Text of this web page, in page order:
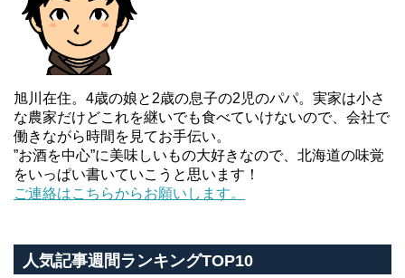
旭川在住。4歳の娘と2歳の息子の2児のパパ。実家は小さ
な農家だけどこれを継いでも食べていけないので、会社で
働きながら時間を見てお手伝い。
”お酒を中心”に美味しいもの大好きなので、北海道の味覚
をいっぱい書いていこうと思います！
ご連絡はこちらからお願いします。
人気記事週間ランキングTOP10